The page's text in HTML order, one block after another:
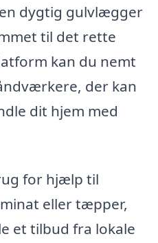
dygtig gulvlægger
til det rette
kan du nemt
der kan
dit hjem med
for hjælp til
eller tæpper,
et tilbud fra lokale